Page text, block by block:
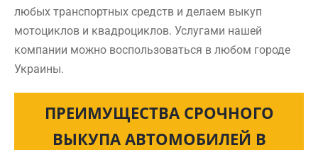
любых транспортных средств и делаем выкуп
мотоциклов и квадроциклов. Услугами нашей
компании можно воспользоваться в любом городе
Украины.
ПРЕИМУЩЕСТВА СРОЧНОГО
ВЫКУПА АВТОМОБИЛЕЙ В